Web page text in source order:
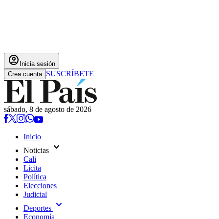
account_circle Inicia sesión
Crea cuenta SUSCRÍBETE
sábado, 8 de agosto de 2026
Inicio
Noticias expand_more
Cali
Licita
Política
Elecciones
Judicial
Deportes expand_more
Economía